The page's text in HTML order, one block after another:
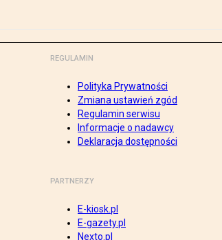
REGULAMIN
Polityka Prywatności
Zmiana ustawień zgód
Regulamin serwisu
Informacje o nadawcy
Deklaracja dostępności
PARTNERZY
E-kiosk.pl
E-gazety.pl
Nexto.pl